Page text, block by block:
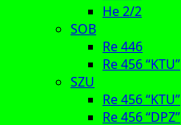
He 2/2
SOB
Re 446
Re 456 “KTU”
SZU
Re 456 “KTU”
Re 456 “DPZ”